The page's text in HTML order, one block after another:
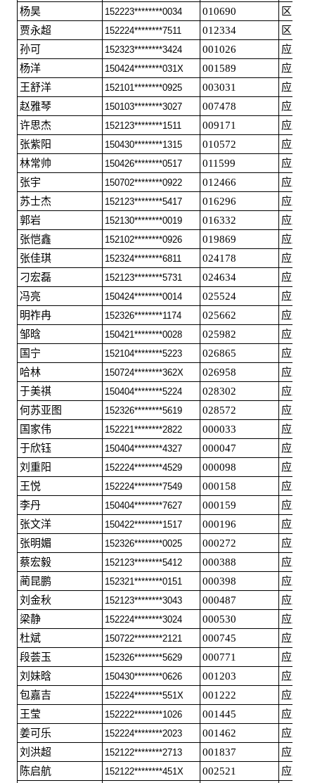
杨昊
152223********0034 010690
区内
贾永超
152224********7511 012334
区内
孙可
152323********3424 001026
应届
杨洋
150424********031X 001589
应届
王舒洋
152101********0925 003031
应届
赵雅琴
150103********3027 007478
应届
许思杰
152123********1511 009171
应届
张紫阳
150430********1315 010572
应届
林常帅
150426********0517 011599
应届
张宇
150702********0922 012466
应届
苏士杰
152123********5417 016296
应届
郭岩
152130********0019 016332
应届
张恺鑫
152102********0926 019869
应届
张佳琪
152324********6811 024178
应届
刁宏磊
152123********5731 024634
应届
冯亮
150424********0014 025524
应届
明祚冉
152326********1174 025662
应届
邹晗
150421********0028 025982
应届
国宁
152104********5223 026865
应届
哈林
150724********362X 026958
应届
于美祺
150404********5224 028302
应届
何苏亚图
152326********5619 028572
应届
国家伟
152221********2822 000033
应届
于欣钰
150404********4327 000047
应届
刘重阳
152224********4529 000098
应届
王悦
152224********7549 000158
应届
李丹
150404********7627 000159
应届
张文洋
150422********1517 000196
应届
张明媚
152326********0025 000272
应届
蔡宏毅
152123********5412 000388
应届
蔺昆鹏
152321********0151 000398
应届
刘金秋
152123********3043 000487
应届
梁静
152224********3024 000530
应届
杜斌
150722********2121 000745
应届
段荟玉
152326********5629 000771
应届
刘妹晗
150430********0626 001203
应届
包嘉吉
152224********551X 001222
应届
王莹
152222********1026 001445
应届
姜可乐
152224********2023 001462
应届
刘洪超
152122********2713 001837
应届
陈启航
152122********451X 002521
应届